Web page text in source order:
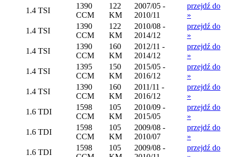
1.4 TSI
1390
CCM
122
KM
2007/05 -
2010/11
przejdź do
»
1.4 TSI
1390
CCM
122
KM
2010/08 -
2014/12
przejdź do
»
1.4 TSI
1390
CCM
160
KM
2012/11 -
2014/12
przejdź do
»
1.4 TSI
1395
CCM
150
KM
2015/05 -
2016/12
przejdź do
»
1.4 TSI
1390
CCM
160
KM
2011/11 -
2016/12
przejdź do
»
1.6 TDI
1598
CCM
105
KM
2010/09 -
2015/05
przejdź do
»
1.6 TDI
1598
CCM
105
KM
2009/08 -
2010/07
przejdź do
»
1.6 TDI
1598
105
2009/08 -
przejdź do